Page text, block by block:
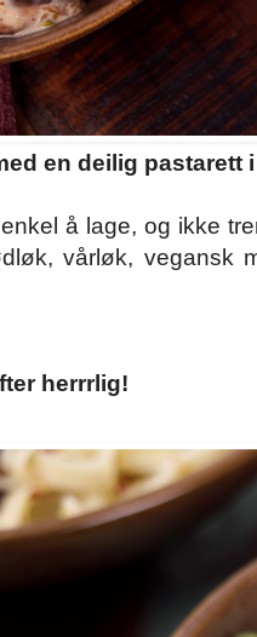
en deilig pastarett
å lage, og ikke
vårløk, vegansk
herrrlig!